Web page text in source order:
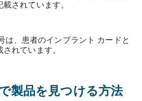
されています。
は、患者のインプラント カードと
れています。
製品を見つける方法